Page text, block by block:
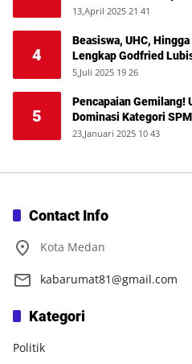
13,April 2025 21 41
4
Beasiswa, UHC,
Lengkap Godfried
5,Juli 2025 19 26
5
Pencapaian Gemilang!
Dominasi Kategori
23,Januari 2025 10 43
Contact Info
Kota Medan
kabarumat81@gmail.com
Kategori
Politik